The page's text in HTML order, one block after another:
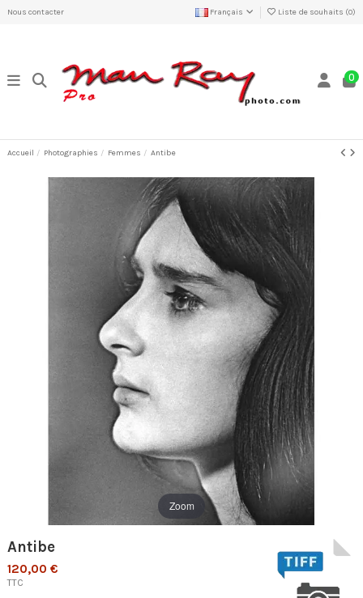
Nous contacter Français Liste de souhaits (0)
0
Accueil Photographies Femmes Antibe
Zoom
Antibe
120,00 €
TTC